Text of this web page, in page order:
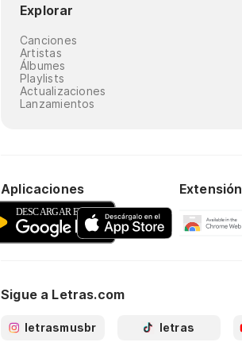
Explorar
Canciones
Artistas
Álbumes
Playlists
Actualizaciones
Lanzamientos
Aplicaciones Extensión
Sigue a Letras.com
letrasmusbr letras